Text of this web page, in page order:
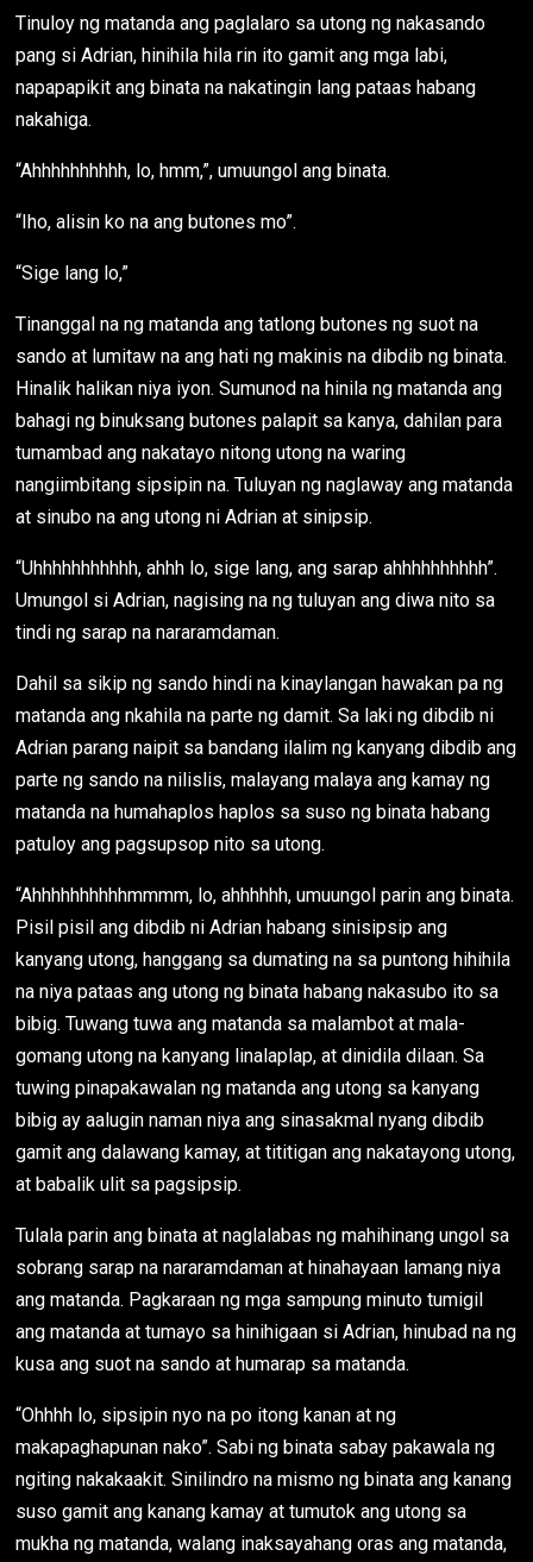
Tinuloy ng matanda ang paglalaro sa utong ng nakasando
pang si Adrian, hinihila hila rin ito gamit ang mga labi,
napapapikit ang binata na nakatingin lang pataas habang
nakahiga.
“Ahhhhhhhhhh, lo, hmm,”, umuungol ang binata.
“Iho, alisin ko na ang butones mo”.
“Sige lang lo,”
Tinanggal na ng matanda ang tatlong butones ng suot na
sando at lumitaw na ang hati ng makinis na dibdib ng binata.
Hinalik halikan niya iyon. Sumunod na hinila ng matanda ang
bahagi ng binuksang butones palapit sa kanya, dahilan para
tumambad ang nakatayo nitong utong na waring
nangiimbitang sipsipin na. Tuluyan ng naglaway ang matanda
at sinubo na ang utong ni Adrian at sinipsip.
“Uhhhhhhhhhhh, ahhh lo, sige lang, ang sarap ahhhhhhhhhh”.
Umungol si Adrian, nagising na ng tuluyan ang diwa nito sa
tindi ng sarap na nararamdaman.
Dahil sa sikip ng sando hindi na kinaylangan hawakan pa ng
matanda ang nkahila na parte ng damit. Sa laki ng dibdib ni
Adrian parang naipit sa bandang ilalim ng kanyang dibdib ang
parte ng sando na nilislis, malayang malaya ang kamay ng
matanda na humahaplos haplos sa suso ng binata habang
patuloy ang pagsupsop nito sa utong.
“Ahhhhhhhhhhmmmm, lo, ahhhhhh, umuungol parin ang binata.
Pisil pisil ang dibdib ni Adrian habang sinisipsip ang
kanyang utong, hanggang sa dumating na sa puntong hihihila
na niya pataas ang utong ng binata habang nakasubo ito sa
bibig. Tuwang tuwa ang matanda sa malambot at mala-
gomang utong na kanyang linalaplap, at dinidila dilaan. Sa
tuwing pinapakawalan ng matanda ang utong sa kanyang
bibig ay aalugin naman niya ang sinasakmal nyang dibdib
gamit ang dalawang kamay, at tititigan ang nakatayong utong,
at babalik ulit sa pagsipsip.
Tulala parin ang binata at naglalabas ng mahihinang ungol sa
sobrang sarap na nararamdaman at hinahayaan lamang niya
ang matanda. Pagkaraan ng mga sampung minuto tumigil
ang matanda at tumayo sa hinihigaan si Adrian, hinubad na ng
kusa ang suot na sando at humarap sa matanda.
“Ohhhh lo, sipsipin nyo na po itong kanan at ng
makapaghapunan nako”. Sabi ng binata sabay pakawala ng
ngiting nakakaakit. Sinilindro na mismo ng binata ang kanang
suso gamit ang kanang kamay at tumutok ang utong sa
mukha ng matanda, walang inaksayahang oras ang matanda,